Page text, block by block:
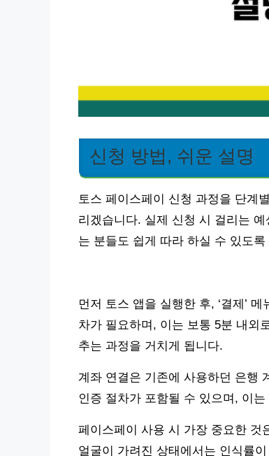
신청 방법, 쉬운 설명
토스 페이스페이 신청 과정을 단계
리겠습니다. 실제 신청 시 걸리는
는 분들도 쉽게 따라 하실 수 있도
먼저 토스 앱을 실행한 후, ‘결제’
차가 필요하며, 이는 보통 5분 내외
추는 과정을 거치게 됩니다.
계좌 연결은 기존에 사용하던 은행
인증 절차가 포함될 수 있으며, 이
페이스페이 사용 시 가장 중요한 것
얼굴이 가려진 상태에서는 인식률